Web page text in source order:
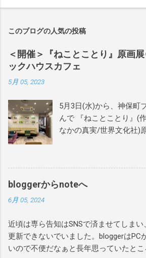
このブログの人気の投稿
＜開催＞『ねことことり』原画
ックハウスカフェ
5月 05, 2023
5月3日(水)から、神保町
んで 『ねことことり』(
なかの真実/世界文化社)
近藤えりさんに設営を
あれよあれよという間に
りつけしていただきまし
名も入れさせていただき
ございます！ぜひお家で
えたら嬉しいです。 4月
bloggerからnoteへ
6月 05, 2024
近頃は専ら告知はSNSで済ませてしま
更新できないでいました。bloggerはPC
いので不便だなぁと長年思っていたと